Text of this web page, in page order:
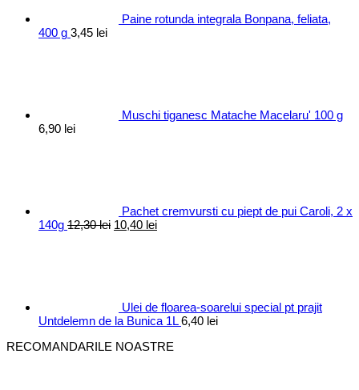
Paine rotunda integrala Bonpana, feliata,
400 g 3,45 lei
Muschi tiganesc Matache Macelaru' 100 g
6,90 lei
Pachet cremvursti cu piept de pui Caroli, 2 x
140g 12,30lei Prețul
10,40 leiPrețul
Ulei de floarea-soarelui special pt prajit
Untdelemn de la Bunica 1L 6,40 lei
RECOMANDARILE NOASTRE